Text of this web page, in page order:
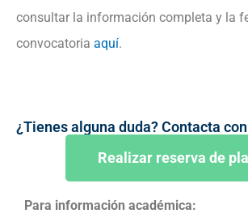
consultar la información completa y la
convocatoria aquí.
¿Tienes alguna duda? Contacta
Para información académica:
Realizar reserva de